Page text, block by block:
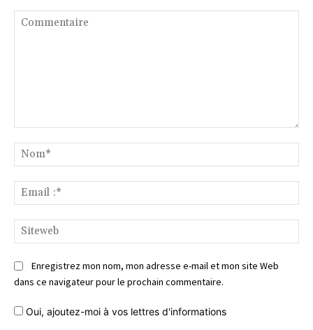
:*
Enregistrez mon nom, mon adresse e-mail et mon site Web
dans ce navigateur pour le prochain commentaire.
Oui, ajoutez-moi à vos lettres d'informations